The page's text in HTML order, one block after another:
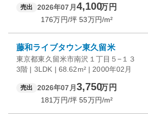
売出 2026年07月 4,100万円
176万円/坪 53万円/m²
藤和ライブタウン東久留米
東京都東久留米市南沢１丁目５−１３
3階 | 3LDK | 68.62m² | 2000年02月
売出 2026年07月 3,750万円
181万円/坪 55万円/m²